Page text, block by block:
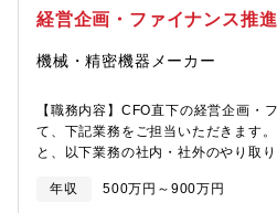
り、落ち着いた雰囲気の中で風通し
ションの魅力】■将来的にはゼネラル
リアパス■上場企業ならではの開示・
める■少人数体制のため、幅広い業務
20時間（繁忙期：30～40時間）
経営企画・ファイナンス推
機械・精密機器メーカー
【職務内容】CFO直下の経営企画・
て、下記業務をご担当いただきます
と、以下業務の社内・社外のやり取
量や業務を増やしていく予定です。
年収 500万円～900万円